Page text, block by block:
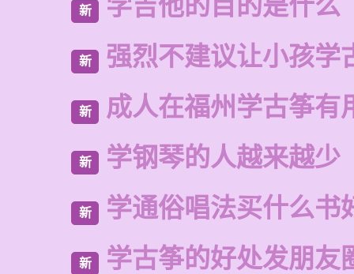
新 学吉他的目的是什么
新 强烈不建议让小孩学
新 成人在福州学古筝有
新 学钢琴的人越来越少
新 学通俗唱法买什么书
新 学古筝的好处发朋友